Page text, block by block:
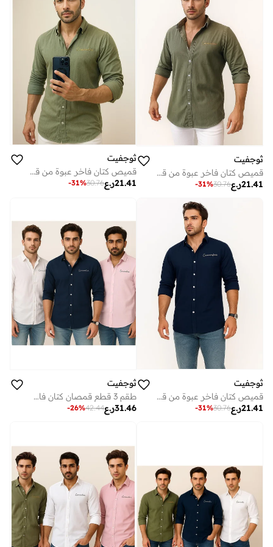
ثوجفيت
قميص كتان فاخر عبوة من قطعتين أخضر + وردي
ر.ع21.41
30.76
-31%
ثوجفيت
قميص كتان فاخر عبوة من قطعتين أبيض + أخضر
ر.ع21.41
30.76
-31%
ثوجفيت
قميص كتان فاخر عبوة من قطعتين أزرق + أخضر
ر.ع21.41
30.76
-31%
ثوجفيت
طقم 3 قطع قمصان كتان فاخرة أبيض + أزرق + وردي
ر.ع31.46
42.44
-26%